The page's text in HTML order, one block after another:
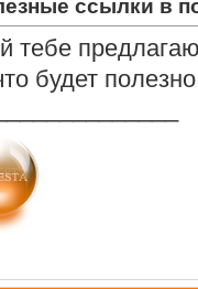
ссылки в
тебе
будет